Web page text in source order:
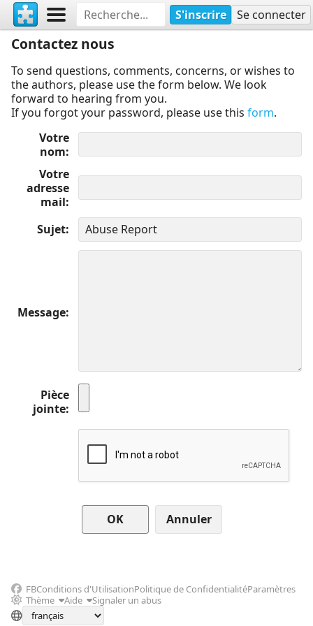
S'inscrire Se connecter
Contactez nous
To send questions, comments, concerns, or wishes to
the authors, please use the form below. We look
forward to hearing from you.
If you forgot your password, please use this form.
Votre
nom
Votre
adresse
mail
Sujet
Message
Pièce
jointe
Annuler
FBConditions d'UtilisationPolitique de ConfidentialitéParamètres
Thème
Aide Signaler un abus